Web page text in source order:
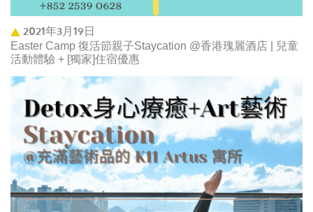
2021年3月19日
Easter Camp 復活節親子Staycation @香港瑰麗酒店 | 兒童
活動體驗 + [獨家]住宿優惠